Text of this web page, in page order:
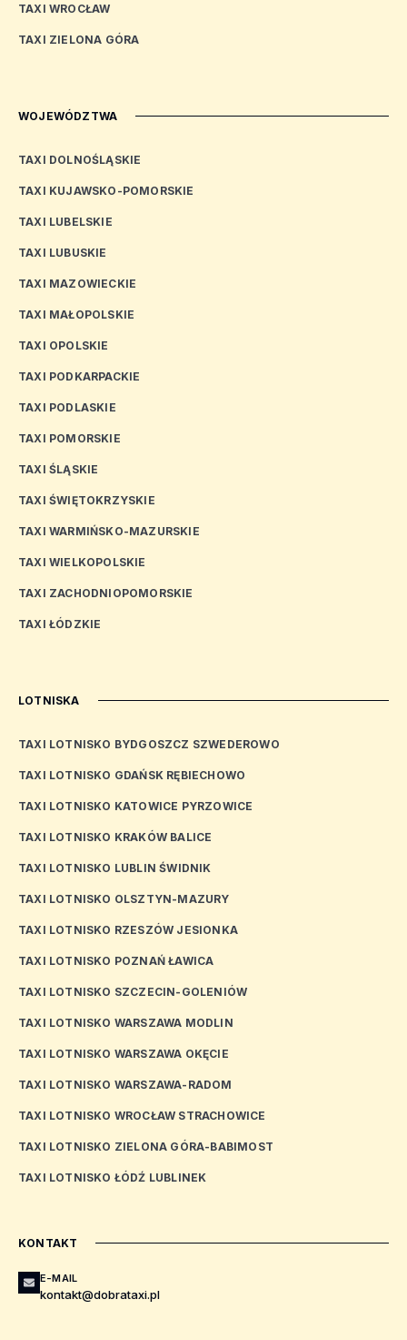
TAXI WROCŁAW
TAXI ZIELONA GÓRA
WOJEWÓDZTWA
TAXI DOLNOŚLĄSKIE
TAXI KUJAWSKO-POMORSKIE
TAXI LUBELSKIE
TAXI LUBUSKIE
TAXI MAZOWIECKIE
TAXI MAŁOPOLSKIE
TAXI OPOLSKIE
TAXI PODKARPACKIE
TAXI PODLASKIE
TAXI POMORSKIE
TAXI ŚLĄSKIE
TAXI ŚWIĘTOKRZYSKIE
TAXI WARMIŃSKO-MAZURSKIE
TAXI WIELKOPOLSKIE
TAXI ZACHODNIOPOMORSKIE
TAXI ŁÓDZKIE
LOTNISKA
TAXI LOTNISKO BYDGOSZCZ SZWEDEROWO
TAXI LOTNISKO GDAŃSK RĘBIECHOWO
TAXI LOTNISKO KATOWICE PYRZOWICE
TAXI LOTNISKO KRAKÓW BALICE
TAXI LOTNISKO LUBLIN ŚWIDNIK
TAXI LOTNISKO OLSZTYN-MAZURY
TAXI LOTNISKO RZESZÓW JESIONKA
TAXI LOTNISKO POZNAŃ ŁAWICA
TAXI LOTNISKO SZCZECIN-GOLENIÓW
TAXI LOTNISKO WARSZAWA MODLIN
TAXI LOTNISKO WARSZAWA OKĘCIE
TAXI LOTNISKO WARSZAWA-RADOM
TAXI LOTNISKO WROCŁAW STRACHOWICE
TAXI LOTNISKO ZIELONA GÓRA-BABIMOST
TAXI LOTNISKO ŁÓDŹ LUBLINEK
KONTAKT
E-MAIL
kontakt@dobrataxi.pl